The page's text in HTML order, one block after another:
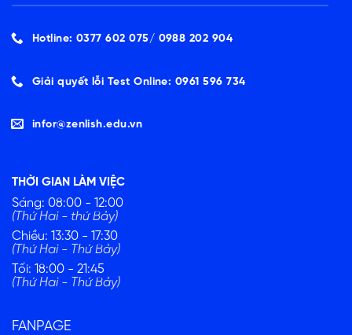
Hotline: 0377 602 075/ ‭0988 202 904‬
Giải quyết lỗi Test Online: 0961 596 734
infor@zenlish.edu.vn
THỜI GIAN LÀM VIỆC
Sáng: 08:00 - 12:00
(Thứ Hai - thứ Bảy)
Chiều: 13:30 - 17:30
(Thứ Hai - Thứ Bảy)
Tối: 18:00 - 21:45
(Thứ Hai - Thứ Bảy)
FANPAGE